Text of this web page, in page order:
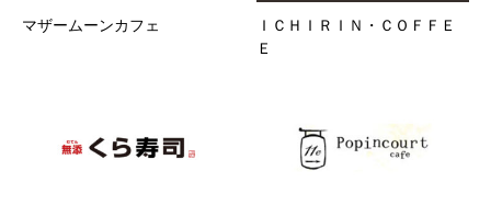
マザームーンカフェ
ＩＣＨＩＲＩＮ・ＣＯＦＦＥ
Ｅ